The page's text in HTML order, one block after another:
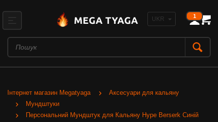
1
Інтернет магазин Megatyaga
Аксесуари для кальяну
Мундштуки
Персональний Мундштук для Кальяну Hype Berserk Синій